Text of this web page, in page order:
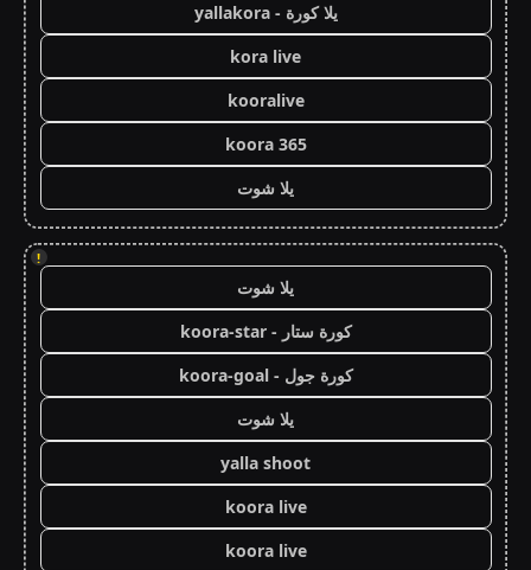
يلا كورة - yallakora
kora live
kooralive
koora 365
يلا شوت
!
يلا شوت
كورة ستار - koora-star
كورة جول - koora-goal
يلا شوت
yalla shoot
koora live
koora live